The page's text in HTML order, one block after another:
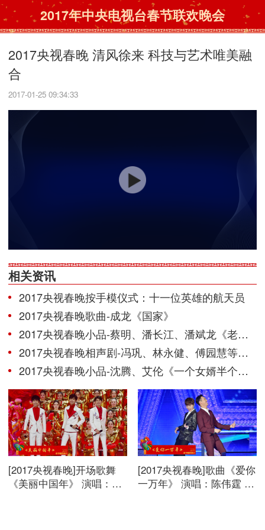
2017年中央电视台春节联欢晚会
2017央视春晚 清风徐来 科技与艺术唯美融
合
2017-01-25 09:34:33
相关资讯
2017央视春晚按手模仪式：十一位英雄的航天员
2017央视春晚歌曲-成龙《国家》
2017央视春晚小品-蔡明、潘长江、潘斌龙《老伴》
2017央视春晚相声剧-冯巩、林永健、傅园慧等《信任》
2017央视春晚小品-沈腾、艾伦《一个女婿半个儿》
[2017央视春晚]开场歌舞
《美丽中国年》 演唱：刘
[2017央视春晚]歌曲《爱你
一万年》 演唱：陈伟霆 鹿